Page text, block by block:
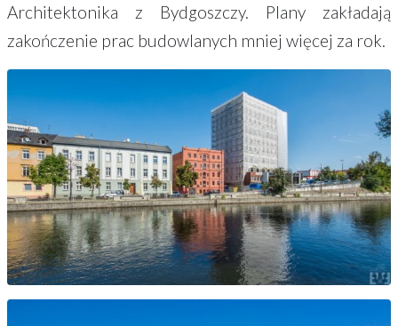
Architektonika z Bydgoszczy. Plany zakładają
zakończenie prac budowlanych mniej więcej za rok.